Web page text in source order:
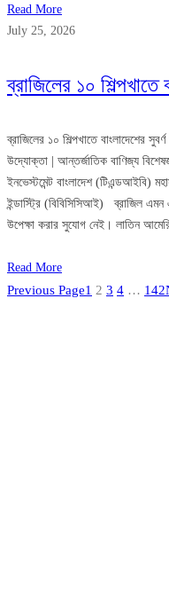
Read More
July 25, 2026
ব্রাজিলের ১০
ব্রাজিলের ১০ শিল্পখাতে বাংলাদেশের
উদ্যোক্তা | আন্তর্জাতিক বাণিজ্য বিশেষজ্ঞ
ইনভেস্টমেন্ট বাংলাদেশ (টিএন্ডআইবি)
ইন্ডাস্ট্রি (বিবিসিসিআই) ব্রাজিল এমন
উপেক্ষা করার সুযোগ নেই। লাতিন
Read More
Previous Page1 2 3 4 … 142